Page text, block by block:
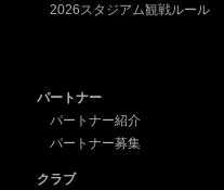
2026スタジアム観戦ルール
パートナー
パートナー紹介
パートナー募集
クラブ